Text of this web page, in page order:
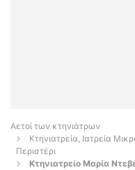
Αετοί των κτηνιάτρων
Κτηνιατρεία, Ιατρεία
Περιστέρι
Κτηνιατρείο Μαρία